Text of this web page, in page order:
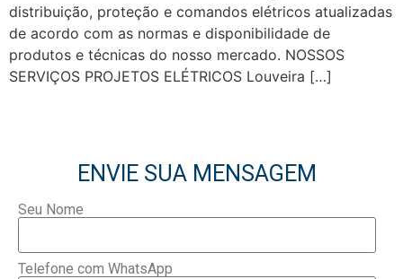
distribuição, proteção e comandos elétricos atualizadas
de acordo com as normas e disponibilidade de
produtos e técnicas do nosso mercado. NOSSOS
SERVIÇOS PROJETOS ELÉTRICOS Louveira […]
ENVIE SUA MENSAGEM
Seu Nome
Telefone com WhatsApp